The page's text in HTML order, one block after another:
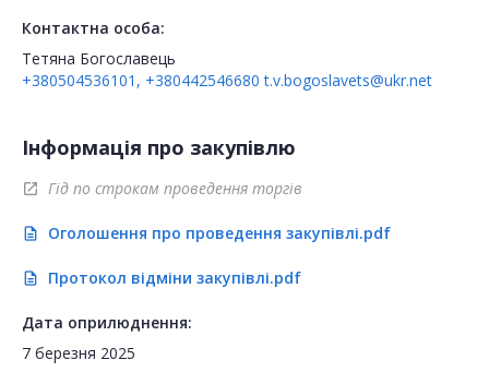
Контактна особа:
Тетяна Богославець
+380504536101, +380442546680 t.v.bogoslavets@ukr.net
Інформація про закупівлю
open_in_new Гід по строкам проведення торгів
description Оголошення про проведення закупівлі.pdf
description Протокол відміни закупівлі.pdf
Дата оприлюднення:
7 березня 2025